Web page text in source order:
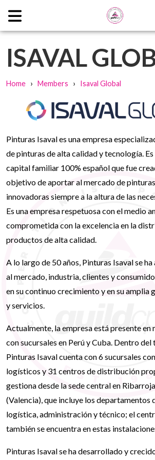
ISAVAL
Home › Members › Isaval Global
Pinturas Isaval es una empresa
de pinturas de alta calidad y tecnología. Es
capital familiar 100% español que fue
objetivo de aportar al mercado de
innovadoras siempre a la altura de las
Es una empresa respetuosa con el medio
comprometida con la excelencia en la
productos de alta calidad.
A lo largo de 50 años, Pinturas Isaval se
al mercado, industria, clientes y
en su continuo crecimiento y en su amplia
y servicios.
Actualmente, la empresa está presente en
con sucursales en Perú y Cuba. Dentro
Pinturas Isaval cuenta con 6 sucursales
logísticos y 31 centros de distribución
gestiona desde la sede central en
(Valencia), que incluye los departamentos
logística, administración y técnico; el
también se encuentra en estas
Pinturas Isaval se ha desarrollado y